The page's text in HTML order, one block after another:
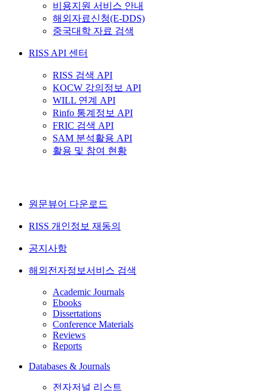
비용지원 서비스 안내
해외자료신청(E-DDS)
중국대학 자료 검색
RISS API 센터
RISS 검색 API
KOCW 강의정보 API
WILL 연계 API
Rinfo 통계정보 API
FRIC 검색 API
SAM 분석활용 API
활용 및 참여 현황
원문뷰어 다운로드
RISS 개인정보 재동의
공지사항
해외전자정보서비스 검색
Academic Journals
Ebooks
Dissertations
Conference Materials
Reviews
Reports
Databases & Journals
전자저널 리스트